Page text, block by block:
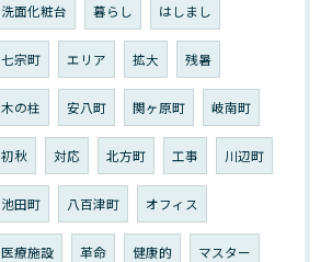
洗面化粧台 暮らし はしまし
七宗町 エリア 拡大 残暑
木の柱 安八町 関ヶ原町 岐南町
初秋 対応 北方町 工事 川辺町
池田町 八百津町 オフィス
医療施設 革命 健康的 マスター